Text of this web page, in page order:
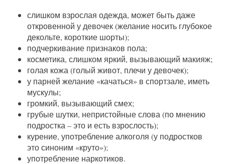
слишком взрослая одежда, может быть даже
откровенной у девочек (желание носить глубокое
декольте, короткие шорты);
подчеркивание признаков пола;
косметика, слишком яркий, вызывающий макияж;
голая кожа (голый живот, плечи у девочек);
у парней желание «качаться» в спортзале, иметь
мускулы;
громкий, вызывающий смех;
грубые шутки, непристойные слова (по мнению
подростка – это и есть взрослость);
курение, употребление алкоголя (у подростков
это синоним «круто»);
употребление наркотиков.